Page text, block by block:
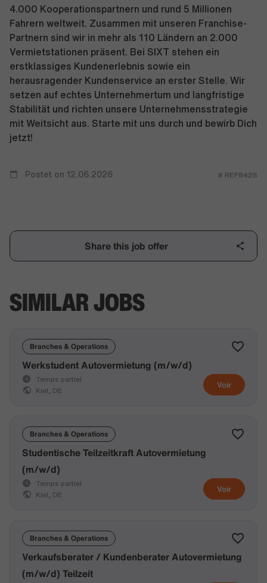
4.000 Kooperationspartnern und rund 5 Millionen
Fahrern weltweit. Zusammen mit unseren Franchise-
Partnern sind wir in mehr als 110 Ländern an 2.000
Vermietstationen präsent. Bei SIXT stehen ein
erstklassiges Kundenerlebnis sowie ein
herausragender Kundenservice an erster Stelle. Wir
setzen auf echtes Unternehmertum und langfristige
Stabilität und richten unsere Unternehmensstrategie
mit Weitsicht aus. Starte mit uns durch und bewirb Dich
jetzt!
Postet on 12.06.2026 # REF842S
Share this job offer
SIMILAR JOBS
Branches & Operations
Voir
Werkstudent Autovermietung (m/w/d)
Temps partiel
Kiel, DE
Branches & Operations
Voir
Studentische Teilzeitkraft Autovermietung
(m/w/d)
Temps partiel
Kiel, DE
Branches & Operations
Verkaufsberater / Kundenberater Autovermietung
(m/w/d) Teilzeit